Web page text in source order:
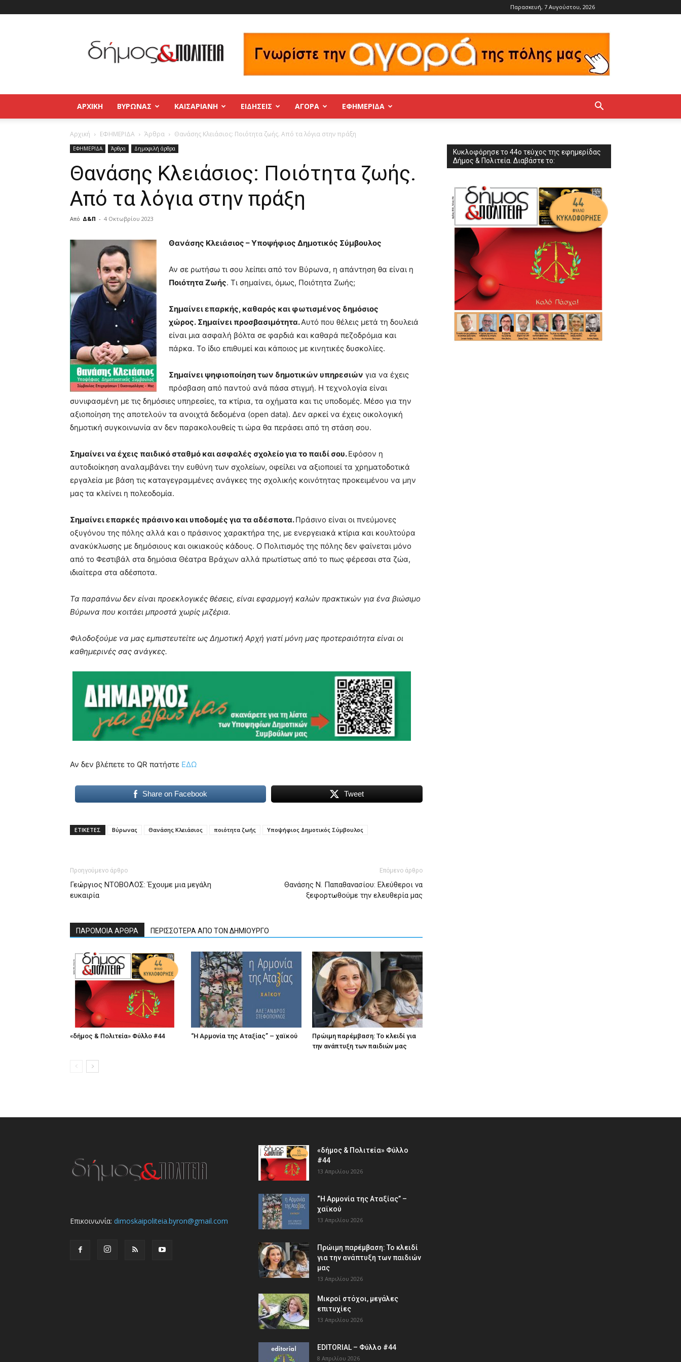
Παρασκευή, 7 Αυγούστου, 2026
και
Πολιτεία
Βύρωνας
–
Παγκράτι
ΑΡΧΙΚΉ ΒΥΡΩΝΑΣ ΚΑΙΣΑΡΙΑΝΗ ΕΙΔΗΣΕΙΣ ΑΓΟΡΑ ΕΦΗΜΕΡΊΔΑ
Αρχική ΕΦΗΜΕΡΙΔΑ Άρθρα Θανάσης Κλειάσιος: Ποιότητα ζωής. Από τα λόγια στην πράξη
ΕΦΗΜΕΡΙΔΑ Άρθρα Δημοφιλή άρθρα
Θανάσης Κλειάσιος: Ποιότητα ζωής.
Από τα λόγια στην πράξη
Από Δ&Π - 4 Οκτωβρίου 2023
lesbians
show.desi
xxx
brandi
lyons
teaches
you
the
meaning
pain.
porn
Θανάσης Κλειάσιος – Υποψήφιος Δημοτικός Σύμβουλος
Αν σε ρωτήσω τι σου λείπει από τον Βύρωνα, η απάντηση θα είναι η
Ποιότητα Ζωής. Τι σημαίνει, όμως, Ποιότητα Ζωής;
Σημαίνει επαρκής, καθαρός και φωτισμένος δημόσιος
χώρος. Σημαίνει προσβασιμότητα.Αυτό που θέλεις μετά τη δουλειά
είναι μια ασφαλή βόλτα σε φαρδιά και καθαρά πεζοδρόμια και
πάρκα. Το ίδιο επιθυμεί και κάποιος με κινητικές δυσκολίες.
Σημαίνει ψηφιοποίηση των δημοτικών υπηρεσιών για να έχεις
πρόσβαση από παντού ανά πάσα στιγμή. Η τεχνολογία είναι
συνιφασμένη με τις δημόσιες υπηρεσίες, τα κτίρια, τα οχήματα και τις υποδομές. Μέσο για την
αξιοποίηση της αποτελούν τα ανοιχτά δεδομένα (open data). Δεν αρκεί να έχεις οικολογική
δημοτική συγκοινωνία αν δεν παρακολουθείς τι ώρα θα περάσει από τη στάση σου.
Σημαίνει να έχεις παιδικό σταθμό και ασφαλές σχολείο για το παιδί σου.Εφόσον η
αυτοδιοίκηση αναλαμβάνει την ευθύνη των σχολείων, οφείλει να αξιοποιεί τα χρηματοδοτικά
εργαλεία με βάση τις καταγεγραμμένες ανάγκες της σχολικής κοινότητας προκειμένου να μην
μας τα κλείνει η πολεοδομία.
Σημαίνει επαρκές πράσινο και υποδομές για τα αδέσποτα.Πράσινο είναι οι πνεύμονες
οξυγόνου της πόλης αλλά και ο πράσινος χαρακτήρα της, με ενεργειακά κτίρια και κουλτούρα
ανακύκλωσης με δημόσιους και οικιακούς κάδους. Ο Πολιτισμός της πόλης δεν φαίνεται μόνο
από το Φεστιβάλ στα δημόσια Θέατρα Βράχων αλλά πρωτίστως από το πως φέρεσαι στα ζώα,
ιδιαίτερα στα αδέσποτα.
Τα παραπάνω δεν είναι προεκλογικές θέσεις, είναι εφαρμογή καλών πρακτικών για ένα βιώσιμο
Βύρωνα που κοιτάει μπροστά χωρίς μιζέρια.
Φιλοδοξούμε να μας εμπιστευτείτε ως Δημοτική Αρχή γιατί μόνη μας προτεραιότητα είναι οι
καθημερινές σας ανάγκες.
Αν δεν βλέπετε το QR πατήστε ΕΔΩ
Share on Facebook Tweet
ΕΤΙΚΕΤΕΣ Βύρωνας Θανάσης Κλειάσιος ποιότητα ζωής Υποψήφιος Δημοτικός Σύμβουλος
Προηγούμενο άρθρο
Γεώργιος ΝΤΟΒΟΛΟΣ: Έχουμε μια μεγάλη
ευκαιρία
Επόμενο άρθρο
Θανάσης Ν. Παπαθανασίου: Ελεύθεροι να
ξεφορτωθούμε την ελευθερία μας
ΠΑΡΟΜΟΙΑ ΑΡΘΡΑ ΠΕΡΙΣΣΟΤΕΡΑ ΑΠΟ ΤΟΝ ΔΗΜΙΟΥΡΓΟ
«δήμος & Πολιτεία» Φύλλο #44 “Η Αρμονία της Αταξίας” – χαϊκού
Πρώιμη παρέμβαση: Το κλειδί για
την ανάπτυξη των παιδιών µας
Κυκλοφόρησε το 44ο τεύχος της εφημερίδας
Δήμος & Πολιτεία. Διαβάστε το:
Επικοινωνία: dimoskaipoliteia.byron@gmail.com
«δήμος & Πολιτεία» Φύλλο
#44
13 Απριλίου 2026
“Η Αρμονία της Αταξίας” –
χαϊκού
13 Απριλίου 2026
Πρώιμη παρέμβαση: Το κλειδί
για την ανάπτυξη των παιδιών
µας
13 Απριλίου 2026
Μικροί στόχοι, μεγάλες
επιτυχίες
13 Απριλίου 2026
EDITORIAL – Φύλλο #44
8 Απριλίου 2026